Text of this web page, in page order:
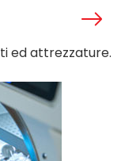
ed attrezzature.